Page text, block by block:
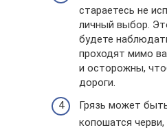
стараетесь не
личный выбор.
будете
проходят мимо
и осторожны,
дороги.
Грязь может
копошатся